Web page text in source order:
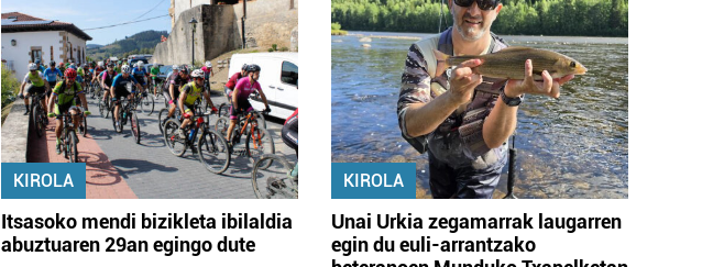
KIROLA
Itsasoko mendi bizikleta ibilaldia
abuztuaren 29an egingo dute
KIROLA
Unai Urkia zegamarrak laugarren
egin du euli-arrantzako